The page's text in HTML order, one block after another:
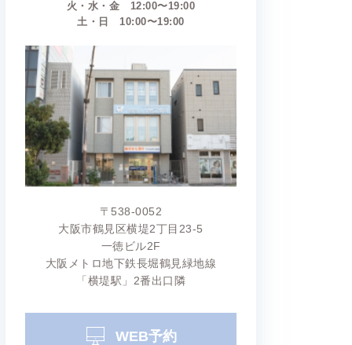
火・水・金 12:00〜19:00
土・日 10:00〜19:00
〒538-0052
大阪市鶴見区横堤2丁目23-5
一徳ビル2F
大阪メトロ地下鉄長堀鶴見緑地線
「横堤駅」2番出口隣
WEB予約